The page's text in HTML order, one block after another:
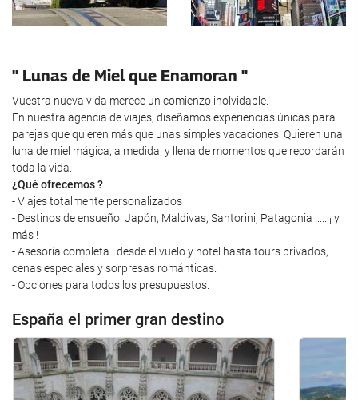
" Lunas de Miel que Enamoran "
Vuestra nueva vida merece un comienzo inolvidable.
En nuestra agencia de viajes, diseñamos experiencias únicas para
parejas que quieren más que unas simples vacaciones: Quieren una
luna de miel mágica, a medida, y llena de momentos que recordarán
toda la vida.
¿Qué ofrecemos ?
- Viajes totalmente personalizados
- Destinos de ensueño: Japón, Maldivas, Santorini, Patagonia ..... ¡ y
más !
- Asesoría completa : desde el vuelo y hotel hasta tours privados,
cenas especiales y sorpresas románticas.
- Opciones para todos los presupuestos.
España el primer gran destino